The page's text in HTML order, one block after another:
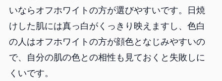
いならオフホワイトの方が選びやすいです。日焼
けした肌には真っ白がくっきり映えますし、色白
の人はオフホワイトの方が顔色となじみやすいの
で、自分の肌の色との相性も見ておくと失敗しに
くいです。